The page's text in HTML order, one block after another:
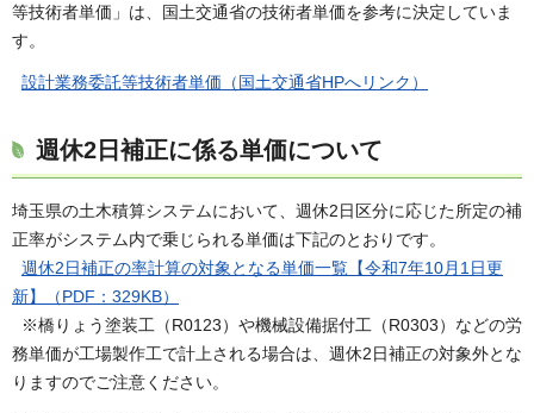
等技術者単価」は、国土交通省の技術者単価を参考に決定していま
す。
設計業務委託等技術者単価（国土交通省HPへリンク）
週休2日補正に係る単価について
埼玉県の土木積算システムにおいて、週休2日区分に応じた所定の補
正率がシステム内で乗じられる単価は下記のとおりです。
週休2日補正の率計算の対象となる単価一覧【令和7年10月1日更
新】（PDF：329KB）
※橋りょう塗装工（R0123）や機械設備据付工（R0303）などの労
務単価が工場製作工で計上される場合は、週休2日補正の対象外とな
りますのでご注意ください。